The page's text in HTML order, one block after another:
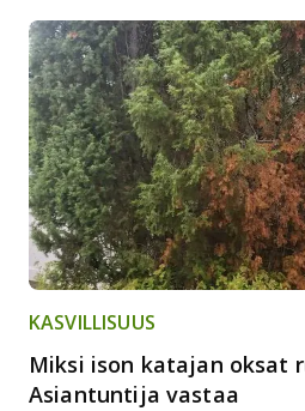
KASVILLISUUS
Miksi ison katajan oksat
Asiantuntija vastaa